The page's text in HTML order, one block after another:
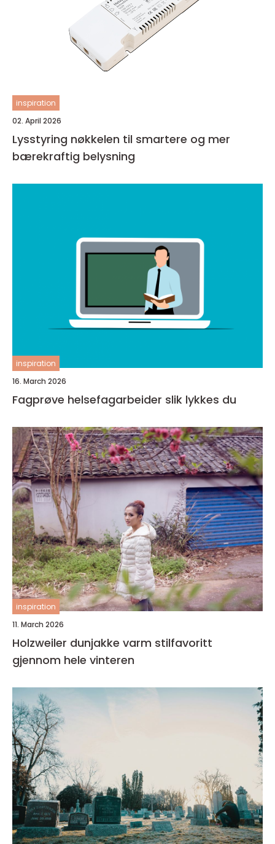
inspiration
02. April 2026
Lysstyring nøkkelen til smartere og mer
bærekraftig belysning
inspiration
16. March 2026
Fagprøve helsefagarbeider slik lykkes du
inspiration
11. March 2026
Holzweiler dunjakke varm stilfavoritt
gjennom hele vinteren